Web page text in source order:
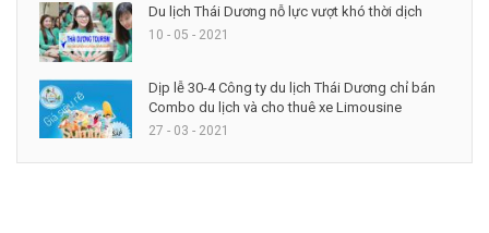
Du lịch Thái Dương nỗ lực vượt khó thời dịch
10 - 05 - 2021
Dịp lễ 30-4 Công ty du lịch Thái Dương chỉ bán
Combo du lịch và cho thuê xe Limousine
27 - 03 - 2021